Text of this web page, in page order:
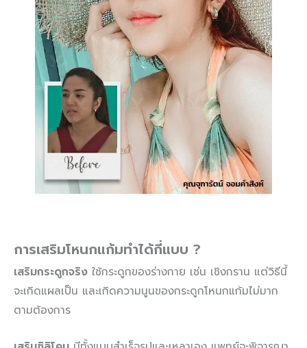
การเสริมโหนกแก้มทำได้กี่แบบ ?
เสริมกระดูกจริง ใช้กระดูกของร่างกาย เช่น เชิงกราน แต่วิธีนี้
จะเกิดแผลเป็น และเกิดความนูนของกระดูกโหนกแก้มไม่มาก
ตามต้องการ